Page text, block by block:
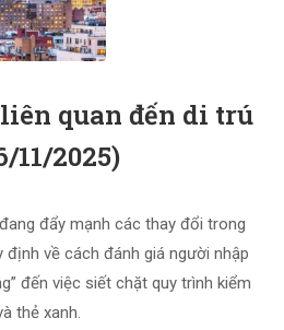
quan đến di trú
11/2025)
đẩy mạnh các thay đổi trong
về cách đánh giá người nhập
đến việc siết chặt quy trình kiểm
thẻ xanh.